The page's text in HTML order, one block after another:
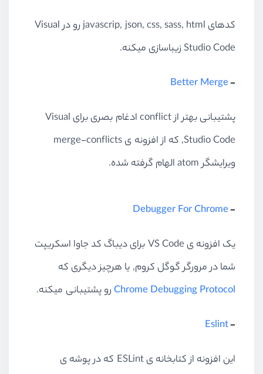
کدهای javascrip, json, css, sass, html رو در Visual
Studio Code زیباسازی میکنه.
-
Better Merge
پشتیبانی بهتر از conflict ادغام بصری برای Visual
Studio Code, که از افزونه ی merge-conflicts
ویرایشگر atom الهام گرفته شده.
-
Debugger For Chrome
یک افزونه ی VS Code برای دیباگ کد جاوا اسکریپت
شما در مرورگر گوگل کروم, یا هرچیز دیگری که
Chrome Debugging Protocolرو پشتیبانی میکنه.
-
Eslint
این افزونه از کتابخانه ی ESLint که در پوشه ی